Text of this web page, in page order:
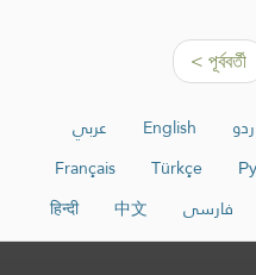
< পূর্ববর্তী
عربي English
Français
Türkçe
हिन्दी
中文 فارسی